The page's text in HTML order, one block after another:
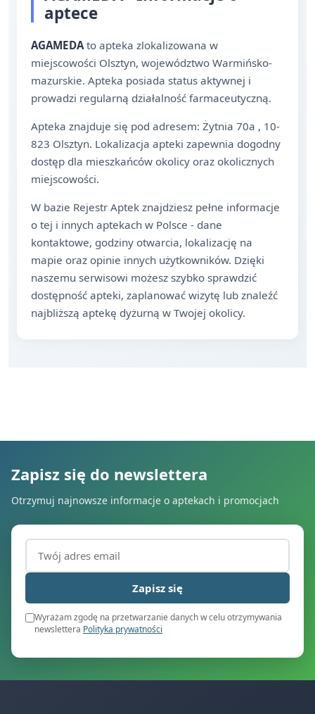
aptece
AGAMEDAto apteka zlokalizowana w
miejscowości Olsztyn, województwo Warmińsko-
mazurskie. Apteka posiada status aktywnej i
prowadzi regularną działalność farmaceutyczną.
Apteka znajduje się pod adresem: Żytnia 70a , 10-
823 Olsztyn. Lokalizacja apteki zapewnia dogodny
dostęp dla mieszkańców okolicy oraz okolicznych
miejscowości.
W bazie Rejestr Aptek znajdziesz pełne informacje
o tej i innych aptekach w Polsce - dane
kontaktowe, godziny otwarcia, lokalizację na
mapie oraz opinie innych użytkowników. Dzięki
naszemu serwisowi możesz szybko sprawdzić
dostępność apteki, zaplanować wizytę lub znaleźć
najbliższą aptekę dyżurną w Twojej okolicy.
Zapisz się do newslettera
Otrzymuj najnowsze informacje o aptekach i promocjach
Adres email (wymagany)
Zapisz się
Wyrażam zgodę na przetwarzanie danych w celu otrzymywania
newslettera Polityka prywatności